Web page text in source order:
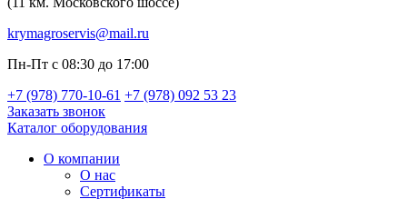
krymagroservis@mail.ru
Пн-Пт с 08:30 до 17:00
+7 (978) 770-10-61 +7 (978) 092 53 23
Заказать звонок
Каталог оборудования
О компании
О нас
Сертификаты